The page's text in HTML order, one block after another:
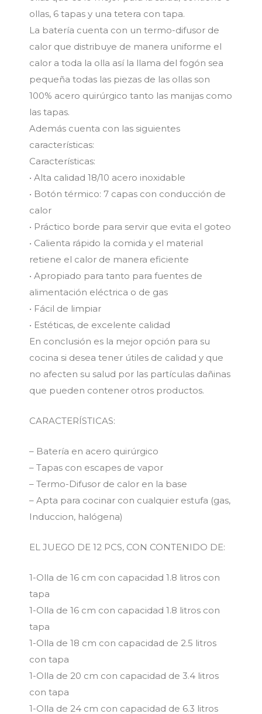
ollas, 6 tapas y una tetera con tapa.
La batería cuenta con un termo-difusor de
calor que distribuye de manera uniforme el
calor a toda la olla así la llama del fogón sea
pequeña todas las piezas de las ollas son
100% acero quirúrgico tanto las manijas como
las tapas.
Además cuenta con las siguientes
características:
Características:
• Alta calidad 18/10 acero inoxidable
• Botón térmico: 7 capas con conducción de
calor
• Práctico borde para servir que evita el goteo
• Calienta rápido la comida y el material
retiene el calor de manera eficiente
• Apropiado para tanto para fuentes de
alimentación eléctrica o de gas
• Fácil de limpiar
• Estéticas, de excelente calidad
En conclusión es la mejor opción para su
cocina si desea tener útiles de calidad y que
no afecten su salud por las partículas dañinas
que pueden contener otros productos.
CARACTERÍSTICAS:
– Batería en acero quirúrgico
– Tapas con escapes de vapor
– Termo-Difusor de calor en la base
– Apta para cocinar con cualquier estufa (gas,
Induccion, halógena)
EL JUEGO DE 12 PCS, CON CONTENIDO DE:
1-Olla de 16 cm con capacidad 1.8 litros con
tapa
1-Olla de 16 cm con capacidad 1.8 litros con
tapa
1-Olla de 18 cm con capacidad de 2.5 litros
con tapa
1-Olla de 20 cm con capacidad de 3.4 litros
con tapa
1-Olla de 24 cm con capacidad de 6.3 litros